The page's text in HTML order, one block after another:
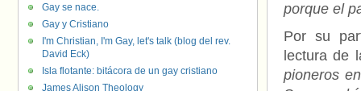
porque el
Por su
lectura de
pioneros
Gay se nace.
Gay y Cristiano
I'm Christian, I'm Gay, let's talk (blog del rev.
David Eck)
Isla flotante: bitácora de un gay cristiano
James Alison Theology